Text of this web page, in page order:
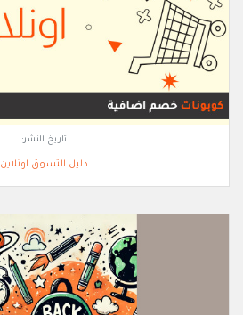
تاريخ النشر:
دليل التسوق اونلاين